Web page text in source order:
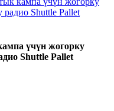
үчүн жогорку
Shuttle Pallet